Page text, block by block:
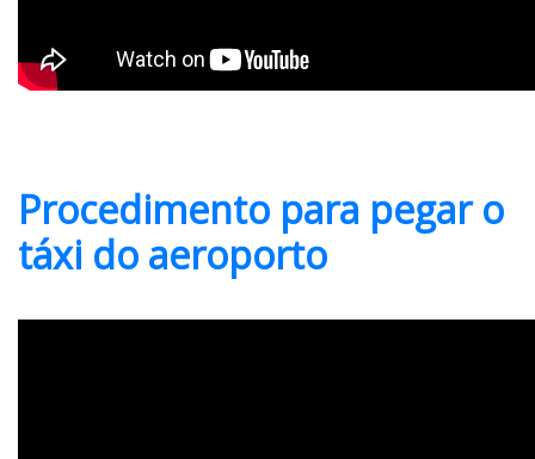
Procedimento para pegar o
táxi do aeroporto